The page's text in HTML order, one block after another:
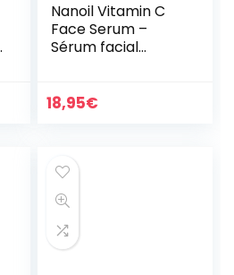
Nanoil Vitamin C
Face Serum –
Sérum facial
antienvejecimient
18,95€